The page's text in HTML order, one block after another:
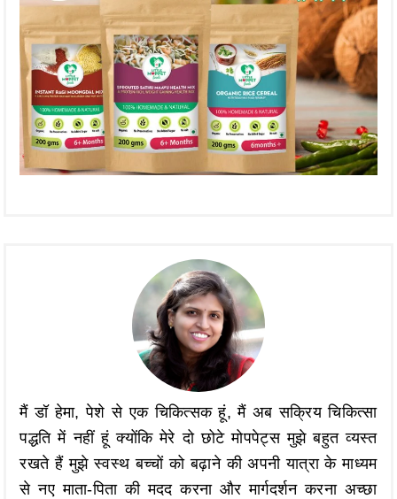
मैं डॉ हेमा, पेशे से एक चिकित्सक हूं, मैं अब सक्रिय चिकित्सा
पद्धति में नहीं हूं क्योंकि मेरे दो छोटे मोपपेट्स मुझे बहुत व्यस्त
रखते हैं मुझे स्वस्थ बच्चों को बढ़ाने की अपनी यात्रा के माध्यम
से नए माता-पिता की मदद करना और मार्गदर्शन करना अच्छा